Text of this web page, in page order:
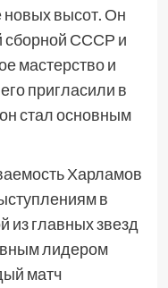
новых высот. Он
сборной СССР и
мастерство и
пригласили в
стал основным
Харламов
в
из главных звезд
лидером
матч